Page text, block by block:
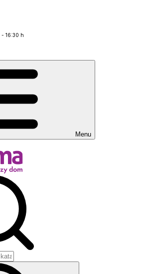
- 16:30 h
Menu